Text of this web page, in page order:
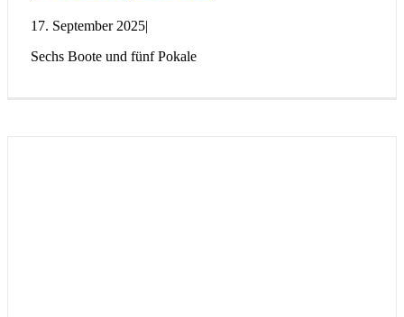
17. September 2025|
Sechs Boote und fünf Pokale